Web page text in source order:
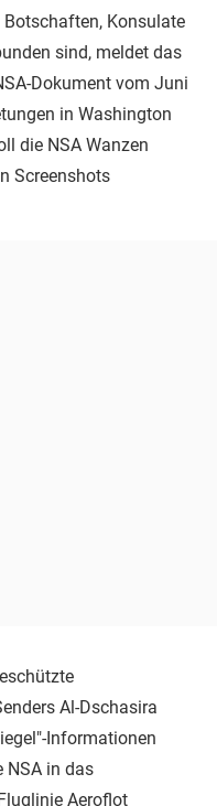
Konsulate
sind, meldet das
Dokument vom Juni
in Washington
die NSA Wanzen
Screenshots
Al-Dschasira
Informationen
NSA in das
Aeroflot